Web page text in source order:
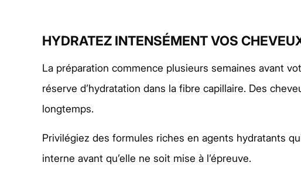
HYDRATEZ INTENSÉMENT VOS
La préparation commence plusieurs semaines avant
réserve d’hydratation dans la fibre capillaire. Des
longtemps.
Privilégiez des formules riches en agents hydratants
interne avant qu’elle ne soit mise à l’épreuve.